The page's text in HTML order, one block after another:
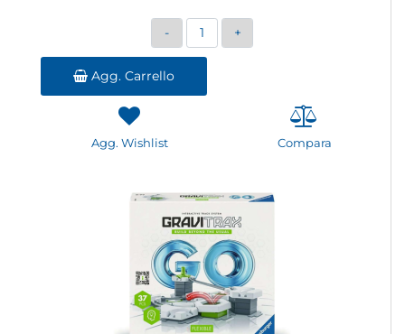
Quantità
Agg. Carrello
Agg. Wishlist Compara